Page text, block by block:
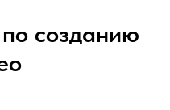
созданию